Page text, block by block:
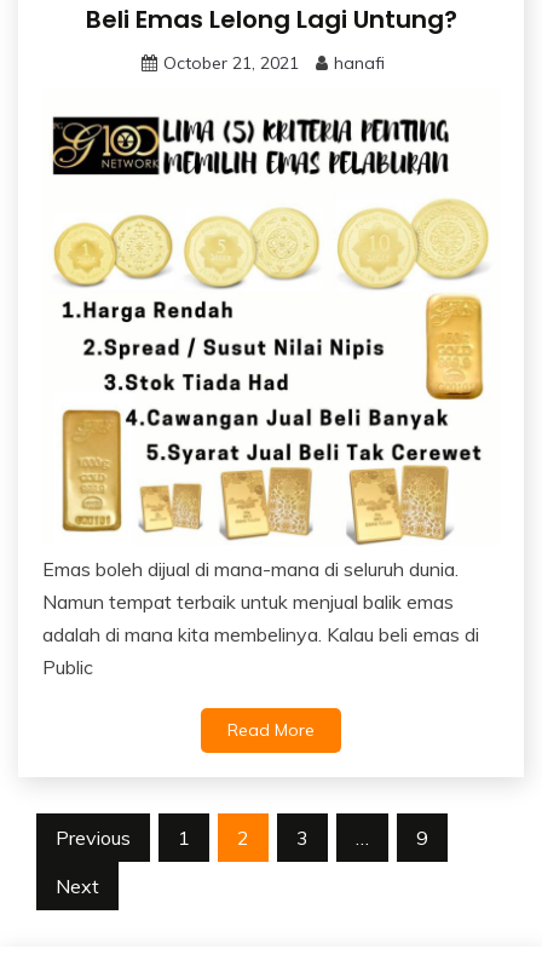
Beli Emas Lelong Lagi Untung?
October 21, 2021 hanafi
Emas boleh dijual di mana-mana di seluruh dunia.
Namun tempat terbaik untuk menjual balik emas
adalah di mana kita membelinya. Kalau beli emas di
Public
Read More
Posts
navigation
Previous 1 2 3
9
Next